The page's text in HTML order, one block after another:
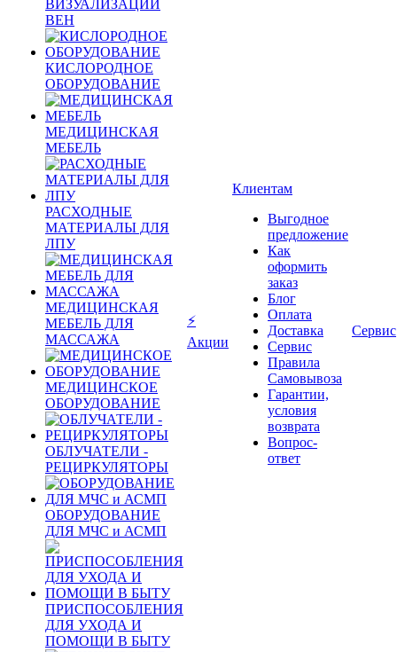
ВИЗУАЛИЗАЦИИ
ВЕН
КИСЛОРОДНОЕ
ОБОРУДОВАНИЕ
МЕДИЦИНСКАЯ
МЕБЕЛЬ
РАСХОДНЫЕ
МАТЕРИАЛЫ ДЛЯ
ЛПУ
МЕДИЦИНСКАЯ
МЕБЕЛЬ ДЛЯ
МАССАЖА
МЕДИЦИНСКОЕ
ОБОРУДОВАНИЕ
ОБЛУЧАТЕЛИ -
РЕЦИРКУЛЯТОРЫ
ОБОРУДОВАНИЕ
ДЛЯ МЧС и АСМП
ПРИСПОСОБЛЕНИЯ
ДЛЯ УХОДА И
ПОМОЩИ В БЫТУ
⚡
Акции
Клиентам
Выгодное
предложение
Как
оформить
заказ
Блог
Оплата
Доставка
Сервис
Правила
Самовывоза
Гарантии,
условия
возврата
Вопрос-
ответ
Сервис